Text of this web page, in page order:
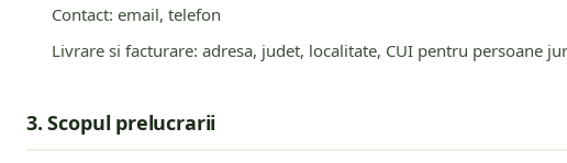
Contact: email, telefon
Livrare si facturare: adresa, judet, localitate, CUI pentru persoane
3. Scopul prelucrarii